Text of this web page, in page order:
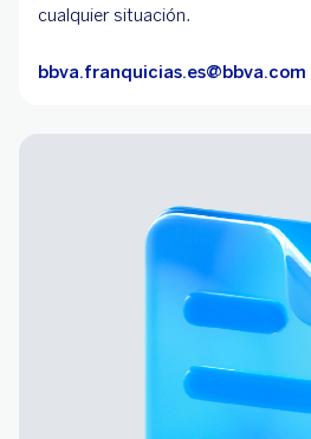
cualquier situación.
bbva.franquicias.es@bbva.com